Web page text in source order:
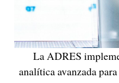
La ADRES
analítica avanzada